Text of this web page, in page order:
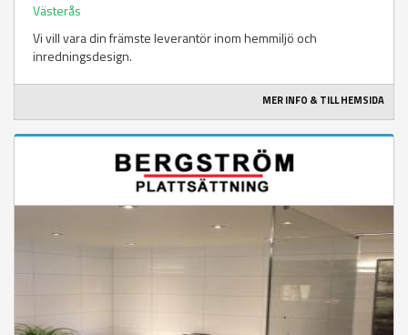
Västerås
Vi vill vara din främste leverantör inom hemmiljö och
inredningsdesign.
MER INFO & TILL HEMSIDA